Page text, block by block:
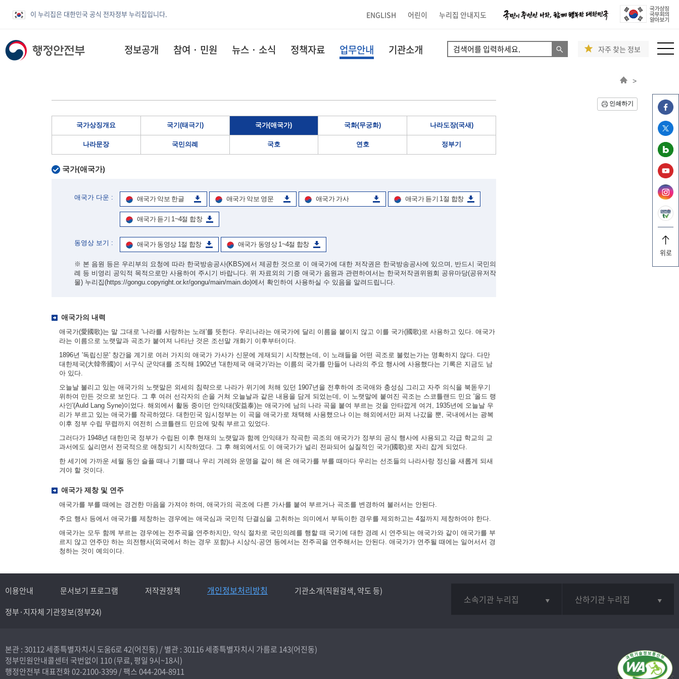
이 누리집은 대한민국 공식 전자정부 누리집입니다. ENGLISH 어린이 누리집 안내지도
위로
정보공개 참여 · 민원 뉴스 · 소식 정책자료 업무안내 기관소개 자주 찾는 정보
>
인쇄하기
국가상징개요 국기(태극기) 국가(애국가) 국화(무궁화) 나라도장(국새)
나라문장 국민의례 국호 연호 정부기
국가(애국가)
애국가 다운 : 애국가 악보 한글 애국가 악보 영문 애국가 가사 애국가 듣기 1절 합창
애국가 듣기 1~4절 합창
동영상 보기 : 애국가 동영상 1절 합창 애국가 동영상 1~4절 합창
※ 본 음원 등은 우리부의 요청에 따라 한국방송공사(KBS)에서 제공한 것으로 이 애국가에 대한 저작권은 한국방송공사에 있으며, 반드시 국민의
례 등 비영리 공익적 목적으로만 사용하여 주시기 바랍니다. 위 자료외의 기증 애국가 음원과 관련하여서는 한국저작권위원회 공유마당(공유저작
물) 누리집(https://gongu.copyright.or.kr/gongu/main/main.do)에서 확인하여 사용하실 수 있음을 알려드립니다.
애국가의 내력
애국가(愛國歌)는 말 그대로 '나라를 사랑하는 노래'를 뜻한다. 우리나라는 애국가에 달리 이름을 붙이지 않고 이를 국가(國歌)로 사용하고 있다. 애국가
라는 이름으로 노랫말과 곡조가 붙여져 나타난 것은 조선말 개화기 이후부터이다.
1896년 '독립신문' 창간을 계기로 여러 가지의 애국가 가사가 신문에 게재되기 시작했는데, 이 노래들을 어떤 곡조로 불렀는가는 명확하지 않다. 다만
대한제국(大韓帝國)이 서구식 군악대를 조직해 1902년 '대한제국 애국가'라는 이름의 국가를 만들어 나라의 주요 행사에 사용했다는 기록은 지금도 남
아 있다.
오늘날 불리고 있는 애국가의 노랫말은 외세의 침략으로 나라가 위기에 처해 있던 1907년을 전후하여 조국애와 충성심 그리고 자주 의식을 북돋우기
위하여 만든 것으로 보인다. 그 후 여러 선각자의 손을 거쳐 오늘날과 같은 내용을 담게 되었는데, 이 노랫말에 붙여진 곡조는 스코틀랜드 민요 '올드 랭
사인'(Auld Lang Syne)이었다. 해외에서 활동 중이던 안익태(安益泰)는 애국가에 남의 나라 곡을 붙여 부르는 것을 안타깝게 여겨, 1935년에 오늘날 우
리가 부르고 있는 애국가를 작곡하였다. 대한민국 임시정부는 이 곡을 애국가로 채택해 사용했으나 이는 해외에서만 퍼져 나갔을 뿐, 국내에서는 광복
이후 정부 수립 무렵까지 여전히 스코틀랜드 민요에 맞춰 부르고 있었다.
그러다가 1948년 대한민국 정부가 수립된 이후 현재의 노랫말과 함께 안익태가 작곡한 곡조의 애국가가 정부의 공식 행사에 사용되고 각급 학교의 교
과서에도 실리면서 전국적으로 애창되기 시작하였다. 그 후 해외에서도 이 애국가가 널리 전파되어 실질적인 국가(國歌)로 자리 잡게 되었다.
한 세기에 가까운 세월 동안 슬플 때나 기쁠 때나 우리 겨레와 운명을 같이 해 온 애국가를 부를 때마다 우리는 선조들의 나라사랑 정신을 새롭게 되새
겨야 할 것이다.
애국가 제창 및 연주
애국가를 부를 때에는 경건한 마음을 가져야 하며, 애국가의 곡조에 다른 가사를 붙여 부르거나 곡조를 변경하여 불러서는 안된다.
주요 행사 등에서 애국가를 제창하는 경우에는 애국심과 국민적 단결심을 고취하는 의미에서 부득이한 경우를 제외하고는 4절까지 제창하여야 한다.
애국가는 모두 함께 부르는 경우에는 전주곡을 연주하지만, 약식 절차로 국민의례를 행할 때 국기에 대한 경례 시 연주되는 애국가와 같이 애국가를 부
르지 않고 연주만 하는 의전행사(외국에서 하는 경우 포함)나 시상식·공연 등에서는 전주곡을 연주해서는 안된다. 애국가가 연주될 때에는 일어서서 경
청하는 것이 예의이다.
이용안내 문서보기 프로그램 저작권정책 개인정보처리방침
기관소개(직원검색, 약도 등)
정부·지자체 기관정보(정부24)
소속기관 누리집 산하기관 누리집
본관 : 30112 세종특별자치시 도움6로 42(어진동) /별관 : 30116 세종특별자치시 가름로 143(어진동)
정부민원안내콜센터 국번없이 110(무료, 평일 9시~18시)
행정안전부 대표전화02-2100-3399/ 팩스 044-204-8911